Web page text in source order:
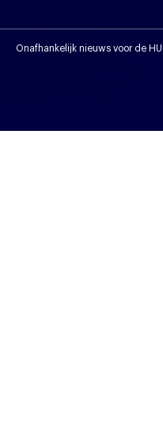
Onafhankelijk nieuws voor de HU